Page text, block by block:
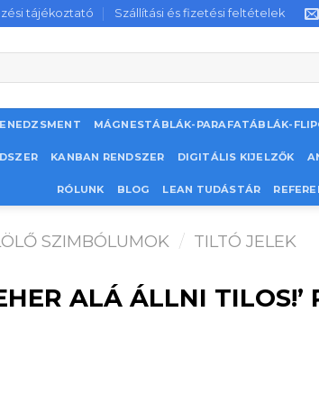
tájékoztató Szállítási és fizetési feltételek
MÁGNESTÁBLÁK-PARAFATÁBLÁK-
KANBAN RENDSZER DIGITÁLIS KIJELZŐK
RÓLUNK BLOG LEAN TUDÁSTÁR
SZIMBÓLUMOK / TILTÓ JELEK
ALÁ ÁLLNI